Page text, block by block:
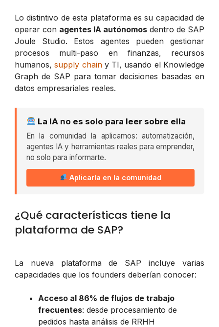
Lo distintivo de esta plataforma es su capacidad de
operar con agentes IA autónomos dentro de SAP
Joule Studio. Estos agentes pueden gestionar
procesos multi-paso en finanzas, recursos
humanos,supply chainy TI, usando el Knowledge
Graph de SAP para tomar decisiones basadas en
datos empresariales reales.
La IA no es solo para leer sobre ella
En la comunidad la aplicamos: automatización,
agentes IA y herramientas reales para emprender,
no solo para informarte.
Aplicarla en la comunidad
¿Qué características tiene la
plataforma de SAP?
La nueva plataforma de SAP incluye varias
capacidades que los founders deberían conocer:
Acceso al 86% de flujos de trabajo
frecuentes: desde procesamiento de
pedidos hasta análisis de RRHH